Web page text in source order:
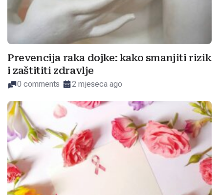
Prevencija raka dojke: kako smanjiti rizik
i zaštititi zdravlje
0 comments 2 mjeseca ago